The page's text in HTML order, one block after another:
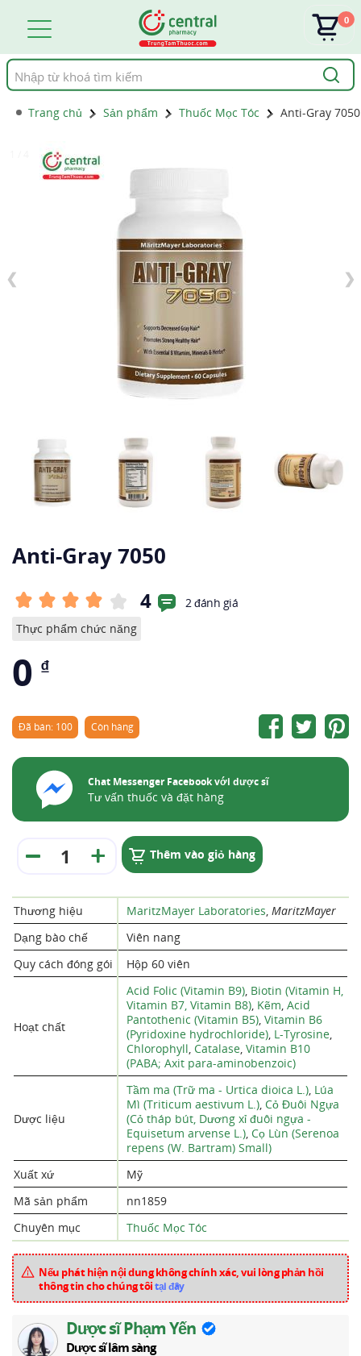
Tìm
kiếm
0
Trang chủ Sản phẩm Thuốc Mọc Tóc Anti-Gray 7050
❮ ❯
Anti-Gray 7050
4
2 đánh giá
Thực phẩm chức năng
0 ₫
Đã bán: 100 Còn hàng
Chat Messenger Facebook với dược sĩ
Tư vấn thuốc và đặt hàng
Thêm vào giỏ hàng
Thương hiệu MaritzMayer Laboratories, MaritzMayer
Dạng bào chế
Viên nang
Quy cách đóng gói
Hộp 60 viên
Hoạt chất
Acid Folic (Vitamin B9), Biotin (Vitamin H,
Vitamin B7, Vitamin B8), Kẽm, Acid
Pantothenic (Vitamin B5), Vitamin B6
(Pyridoxine hydrochloride), L-Tyrosine,
Chlorophyll, Catalase, Vitamin B10
(PABA; Axit para-aminobenzoic)
Dược liệu
Tầm ma (Trữ ma - Urtica dioica L.), Lúa
Mì (Triticum aestivum L.), Cỏ Đuôi Ngựa
(Cỏ tháp bút, Dương xỉ đuôi ngựa -
Equisetum arvense L.), Cọ Lùn (Serenoa
repens (W. Bartram) Small)
Xuất xứ
Mỹ
Mã sản phẩm
nn1859
Chuyên mục
Thuốc Mọc Tóc
Nếu phát hiện nội dung không chính xác, vui lòng phản hồi
thông tin cho chúng tôitại đây
Dược sĩ Phạm Yến
Dược sĩ lâm sàng